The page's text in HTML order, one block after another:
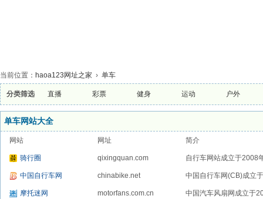
当前位置： haoa123网址之家 › 单车
分类筛选 直播 彩票 健身 运动 户外
单车网站大全
网站 网址 简介
骑行圈 qixingquan.com 自行车网站成立于2008
中国自行车网 chinabike.net 中国自行车网(CB)成立
摩托迷网 motorfans.com.cn 中国汽车风扇网成立于